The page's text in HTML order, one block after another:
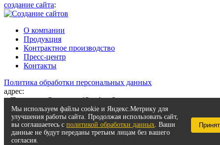
создание сайта:
О компании
Продукция
Контрактное производство
Пресс-центр
Контакты
Политика обработки персональных данных
адрес:
г. Пермь, ул. Осинская 13, офис 2
телефон: 8 (342) 200 99 01
e-mail: kei2@chemy.ru
Мы используем файлы cookie и Яндекс.Метрику для
улучшения работы сайта. Продолжая использовать сайт,
вы соглашаетесь с политикой обработки данных. Ваши
данные не будут переданы третьим лицам без вашего
согласия.